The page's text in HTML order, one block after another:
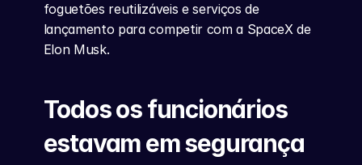
foguetões reutilizáveis e serviços de
lançamento para competir com a SpaceX de
Elon Musk.
Todos os funcionários
estavam em segurança